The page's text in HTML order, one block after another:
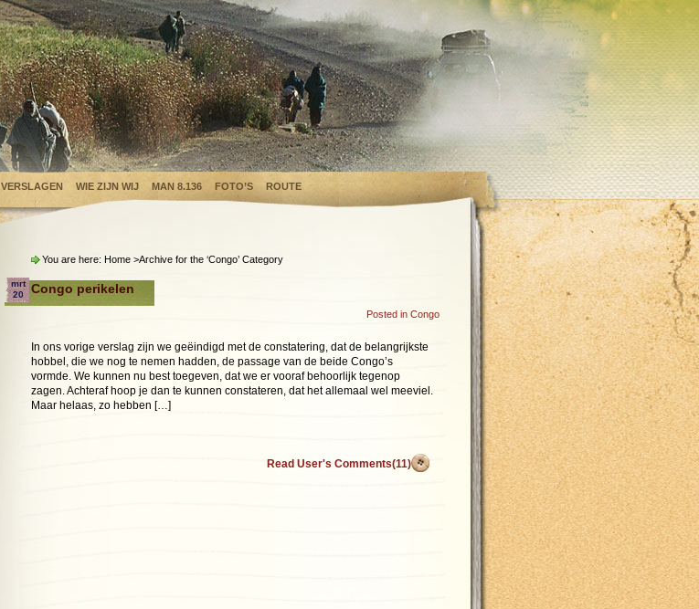
VERSLAGEN WIE ZIJN WIJ MAN 8.136 FOTO’S ROUTE
You are here: Home >Archive for the ‘Congo’ Category
Congo perikelen
Posted in Congo
mrt
20
In ons vorige verslag zijn we geëindigd met de constatering, dat de belangrijkste
hobbel, die we nog te nemen hadden, de passage van de beide Congo’s
vormde. We kunnen nu best toegeven, dat we er vooraf behoorlijk tegenop
zagen. Achteraf hoop je dan te kunnen constateren, dat het allemaal wel meeviel.
Maar helaas, zo hebben […]
Read User's Comments(11)